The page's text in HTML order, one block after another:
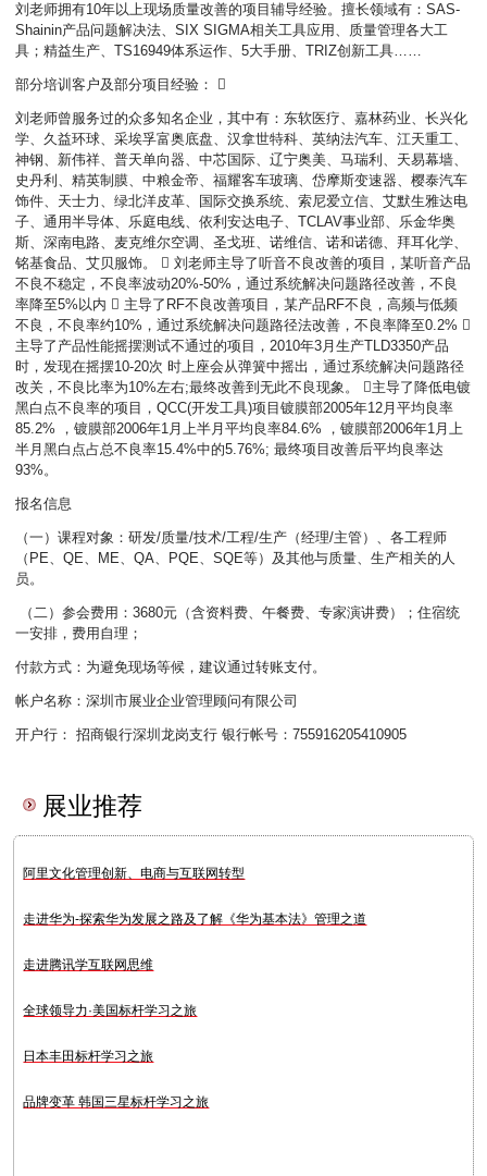
刘老师拥有10年以上现场质量改善的项目辅导经验。擅长领域有：SAS-
Shainin产品问题解决法、SIX SIGMA相关工具应用、质量管理各大工
具；精益生产、TS16949体系运作、5大手册、TRIZ创新工具……
部分培训客户及部分项目经验： 
刘老师曾服务过的众多知名企业，其中有：东软医疗、嘉林药业、长兴化
学、久益环球、采埃孚富奥底盘、汉拿世特科、英纳法汽车、江天重工、
神钢、新伟祥、普天单向器、中芯国际、辽宁奥美、马瑞利、天易幕墙、
史丹利、精英制膜、中粮金帝、福耀客车玻璃、岱摩斯变速器、樱泰汽车
饰件、天士力、绿北洋皮革、国际交换系统、索尼爱立信、艾默生雅达电
子、通用半导体、乐庭电线、依利安达电子、TCLAV事业部、乐金华奥
斯、深南电路、麦克维尔空调、圣戈班、诺维信、诺和诺德、拜耳化学、
铭基食品、艾贝服饰。  刘老师主导了听音不良改善的项目，某听音产品
不良不稳定，不良率波动20%-50%，通过系统解决问题路径改善，不良
率降至5%以内  主导了RF不良改善项目，某产品RF不良，高频与低频
不良，不良率约10%，通过系统解决问题路径法改善，不良率降至0.2% 
主导了产品性能摇摆测试不通过的项目，2010年3月生产TLD3350产品
时，发现在摇摆10-20次 时上座会从弹簧中摇出，通过系统解决问题路径
改关，不良比率为10%左右;最终改善到无此不良现象。 主导了降低电镀
黑白点不良率的项目，QCC(开发工具)项目镀膜部2005年12月平均良率
85.2% ，镀膜部2006年1月上半月平均良率84.6% ，镀膜部2006年1月上
半月黑白点占总不良率15.4%中的5.76%; 最终项目改善后平均良率达
93%。
报名信息
（一）课程对象：研发/质量/技术/工程/生产（经理/主管）、各工程师
（PE、QE、ME、QA、PQE、SQE等）及其他与质量、生产相关的人
员。
（二）参会费用：3680元（含资料费、午餐费、专家演讲费）；住宿统
一安排，费用自理；
付款方式：为避免现场等候，建议通过转账支付。
帐户名称：深圳市展业企业管理顾问有限公司
开户行： 招商银行深圳龙岗支行 银行帐号：755916205410905
展业推荐
阿里文化管理创新、电商与互联网转型
走进华为-探索华为发展之路及了解《华为基本法》管理之道
走进腾讯学互联网思维
全球领导力·美国标杆学习之旅
日本丰田标杆学习之旅
品牌变革 韩国三星标杆学习之旅